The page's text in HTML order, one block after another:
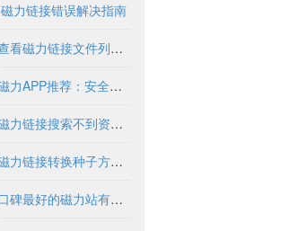
磁力链接错误解决指南
查看磁力链接文件列表的实用方法与工具
磁力APP推荐：安全使用指南与优质资源盘点
磁力链接搜索不到资源怎么办？
磁力链接转换种子方法与工具解析
口碑最好的磁力站有哪些推荐？2024年全面解析